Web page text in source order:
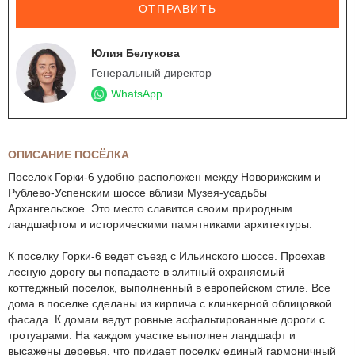
ОТПРАВИТЬ
Юлия Белукова
Генеральный директор
WhatsApp
ОПИСАНИЕ ПОСЁЛКА
Поселок Горки-6 удобно расположен между Новорижским и
Рублево-Успенским шоссе вблизи Музея-усадьбы
Архангельское. Это место славится своим природным
ландшафтом и историческими памятниками архитектуры.
К поселку Горки-6 ведет съезд с Ильинского шоссе. Проехав
лесную дорогу вы попадаете в элитный охраняемый
коттеджный поселок, выполненный в европейском стиле. Все
дома в поселке сделаны из кирпича с клинкерной облицовкой
фасада. К домам ведут ровные асфальтированные дороги с
тротуарами. На каждом участке выполнен ландшафт и
высажены деревья, что придает поселку единый гармоничный